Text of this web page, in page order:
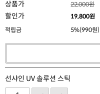
상품가 22,000원
할인가 19,800원
적립금
5%(990원)
선샤인 UV 솔루션 스틱